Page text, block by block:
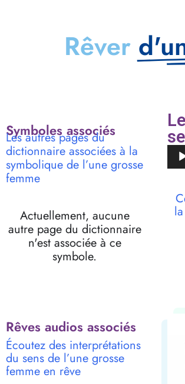
Rêver
Symboles associés
Les autres pages du
dictionnaire associées à la
symbolique de l’une grosse
femme
Actuellement, aucune
autre page du dictionnaire
n'est associée à ce
symbole.
Rêves audios associés
Écoutez des interprétations
du sens de l’une grosse
femme en rêve